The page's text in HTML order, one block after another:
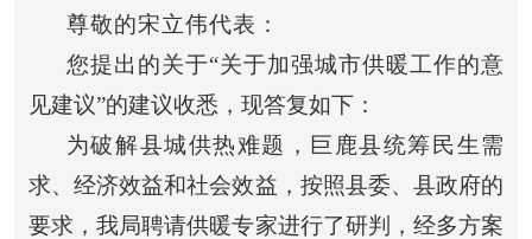
尊敬的宋立伟代表：
您提出的关于“关于加强城市供暖工作的意
见建议”的建议收悉，现答复如下：
为破解县城供热难题，巨鹿县统筹民生需
求、经济效益和社会效益，按照县委、县政府的
要求，我局聘请供暖专家进行了研判，经多方案